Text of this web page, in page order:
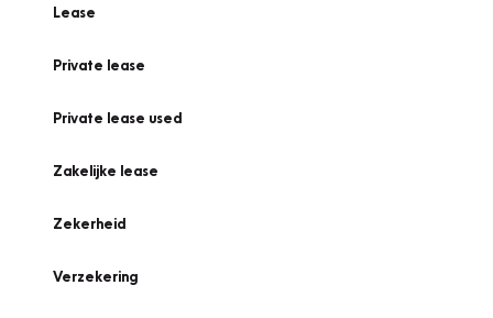
Lease
Private lease
Private lease used
Zakelijke lease
Zekerheid
Verzekering